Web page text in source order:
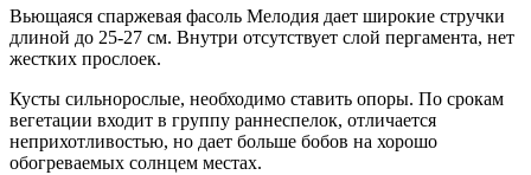
Вьющаяся спаржевая фасоль Мелодия дает широкие стручки
длиной до 25-27 см. Внутри отсутствует слой пергамента, нет
жестких прослоек.
Кусты сильнорослые, необходимо ставить опоры. По срокам
вегетации входит в группу раннеспелок, отличается
неприхотливостью, но дает больше бобов на хорошо
обогреваемых солнцем местах.